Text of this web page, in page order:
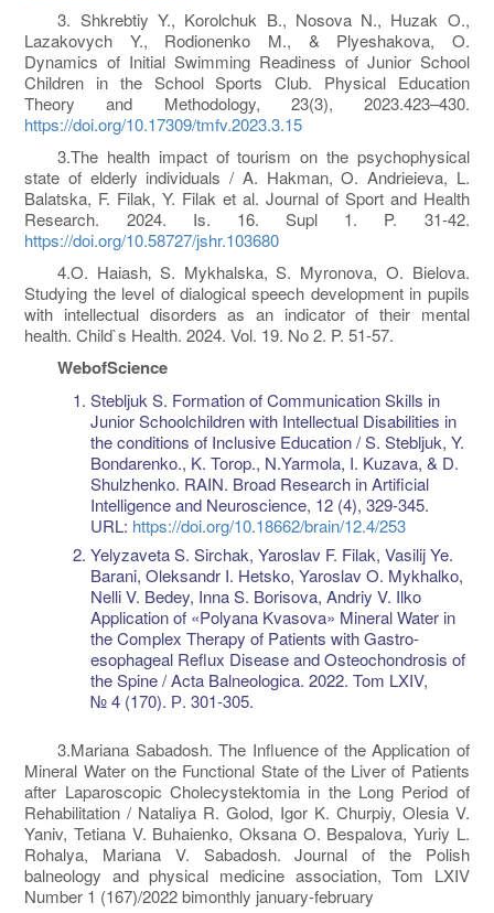
3. Shkrebtiy Y., Korolchuk B., Nosova N., Huzak O.,
Lazakovych Y., Rodionenko M., & Plyeshakova, O.
Dynamics of Initial Swimming Readiness of Junior School
Children in the School Sports Club. Physical Education
Theory and Methodology, 23(3), 2023.423–430.
https://doi.org/10.17309/tmfv.2023.3.15
3.The health impact of tourism on the psychophysical
state of elderly individuals / A. Hakman, O. Andrieieva, L.
Balatska, F. Filak, Y. Filak et al. Journal of Sport and Health
Research. 2024. Is. 16. Supl 1. P. 31-42.
https://doi.org/10.58727/jshr.103680
4.O. Haiash‚ S. Mykhalska, S. Myronova, O. Bielova.
Studying the level of dialogical speech development in pupils
with intellectual disorders as an indicator of their mental
health. Child`s Health. 2024. Vol. 19. No 2. P. 51-57.
WebofScience
Stebljuk S. Formation of Communication Skills in
Junior Schoolchildren with Intellectual Disabilities in
the conditions of Inclusive Education / S. Stebljuk, Y.
Bondarenko., K. Torop., N.Yarmola, I. Kuzava, & D.
Shulzhenko. RAIN. Broad Research in Artificial
Intelligence and Neuroscience, 12 (4), 329-345.
URL: https://doi.org/10.18662/brain/12.4/253
Yelyzaveta S. Sirchak, Yaroslav F. Filak, Vasilij Ye.
Barani, Oleksandr I. Hetsko, Yaroslav O. Mykhalko,
Nelli V. Bedey, Inna S. Borisova, Andriy V. Ilko
Application of «Polyana Kvasova» Mineral Water in
the Complex Therapy of Patients with Gastro-
esophageal Reflux Disease and Osteochondrosis of
the Spine / Acta Balneologica. 2022. Tom LXIV,
№ 4 (170). Р. 301-305.
3.Mariana Sabadosh. The Influence of the Application of
Mineral Water on the Functional State of the Liver of Patients
after Laparoscopic Cholecystektomia in the Long Period of
Rehabilitation / Nataliya R. Golod, Igor K. Churpiy, Olesia V.
Yaniv, Tetiana V. Buhaienko, Oksana O. Bespalova, Yuriy L.
Rohalya, Mariana V. Sabadosh. Journal of the Polish
balneology and physical medicine association, Tom LXIV
Number 1 (167)/2022 bimonthly january-february